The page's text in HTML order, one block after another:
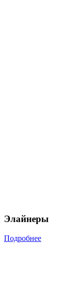
Элайнеры
Подробнее